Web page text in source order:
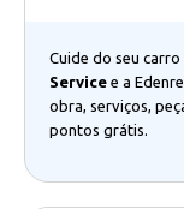
Cuide do seu
Service e a
obra, serviços,
pontos grátis.